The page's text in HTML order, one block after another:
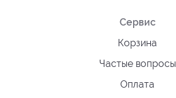
Сервис
Корзина
Частые вопросы
Оплата